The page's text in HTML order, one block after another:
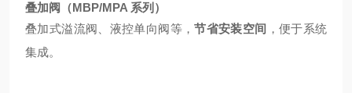
叠加阀（MBP/MPA 系列）
叠加式溢流阀、液控单向阀等，节省安装空间 ，便于系统
集成。